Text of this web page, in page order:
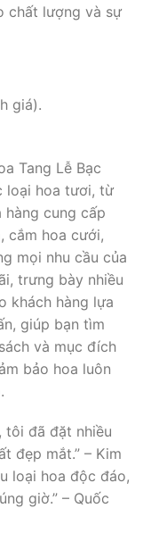
chất lượng và sự
giá).
Tang Lễ Bạc
loại hoa tươi, từ
hàng cung cấp
cắm hoa cưới,
mọi nhu cầu của
trưng bày nhiều
khách hàng lựa
giúp bạn tìm
và mục đích
bảo hoa luôn
tôi đã đặt nhiều
đẹp mắt.” – Kim
loại hoa độc đáo,
giờ.” – Quốc